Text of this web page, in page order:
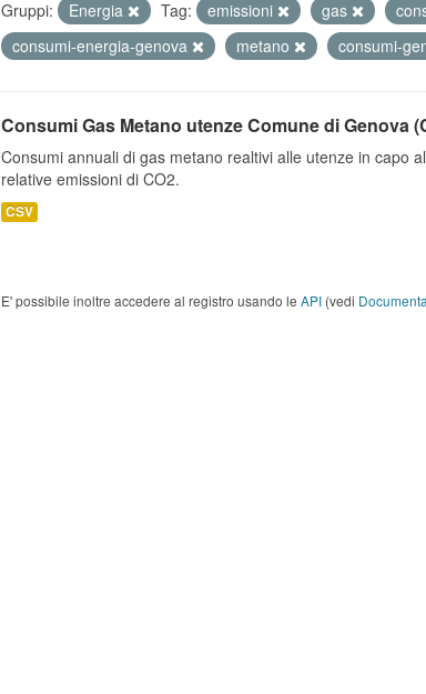
Gruppi: Energia Tag: emissioni gas
consumi-energia-genova
metano consumi-
Consumi Gas Metano utenze Comune di Genova
Consumi annuali di gas metano realtivi alle utenze in capo
relative emissioni di CO2.
CSV
E' possibile inoltre accedere al registro usando le API (vedi